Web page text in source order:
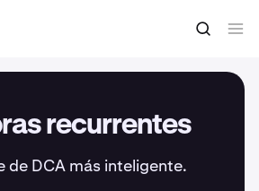
recurrentes
de DCA más inteligente.